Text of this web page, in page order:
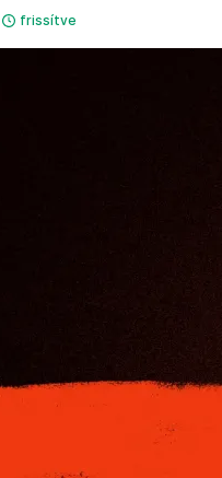
frissítve